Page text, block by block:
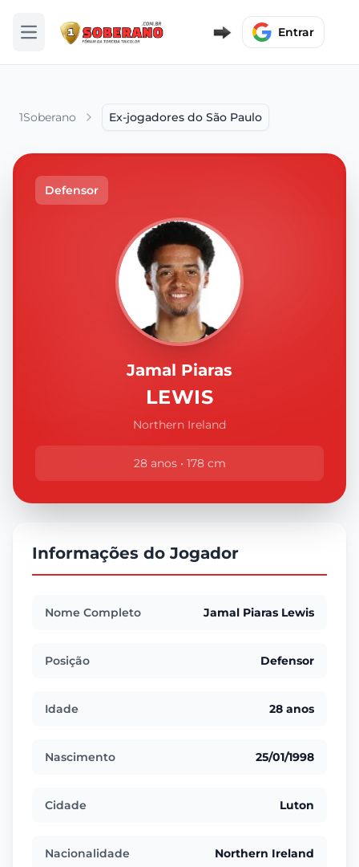
Abrir menu Entrar
1Soberano Ex-jogadores do São Paulo
Defensor
Jamal Piaras
LEWIS
Northern Ireland
28 anos • 178 cm
Informações do Jogador
Nome Completo Jamal Piaras Lewis
Posição Defensor
Idade 28 anos
Nascimento 25/01/1998
Cidade Luton
Nacionalidade Northern Ireland